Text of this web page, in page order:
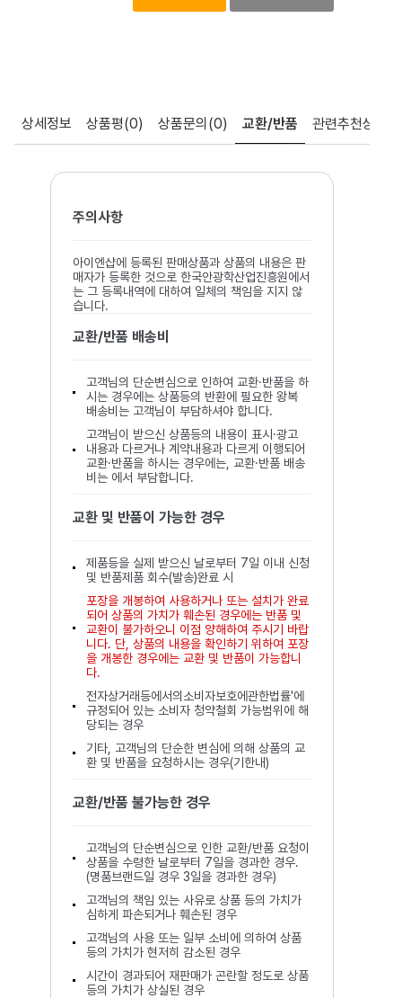
상세정보 상품평(0) 상품문의 (0) 교환/반품 관련추천상품
주의사항
아이엔샵에 등록된 판매상품과 상품의 내용은 판
매자가 등록한 것으로 한국안광학산업진흥원에서
는 그 등록내역에 대하여 일체의 책임을 지지 않
습니다.
교환/반품 배송비
고객님의 단순변심으로 인하여 교환·반품을 하
시는 경우에는 상품등의 반환에 필요한 왕복
배송비는 고객님이 부담하셔야 합니다.
고객님이 받으신 상품등의 내용이 표시·광고
내용과 다르거나 계약내용과 다르게 이행되어
교환·반품을 하시는 경우에는, 교환·반품 배송
비는 에서 부담합니다.
교환 및 반품이 가능한 경우
제품등을 실제 받으신 날로부터 7일 이내 신청
및 반품제품 회수(발송)완료 시
포장을 개봉하여 사용하거나 또는 설치가 완료
되어 상품의 가치가 훼손된 경우에는 반품 및
교환이 불가하오니 이점 양해하여 주시기 바랍
니다. 단, 상품의 내용을 확인하기 위하여 포장
을 개봉한 경우에는 교환 및 반품이 가능합니
다.
전자상거래등에서의소비자보호에관한법률'에
규정되어 있는 소비자 청약철회 가능범위에 해
당되는 경우
기타, 고객님의 단순한 변심에 의해 상품의 교
환 및 반품을 요청하시는 경우(기한내)
교환/반품 불가능한 경우
고객님의 단순변심으로 인한 교환/반품 요청이
상품을 수령한 날로부터 7일을 경과한 경우.
(명품브랜드일 경우 3일을 경과한 경우)
고객님의 책임 있는 사유로 상품 등의 가치가
심하게 파손되거나 훼손된 경우
고객님의 사용 또는 일부 소비에 의하여 상품
등의 가치가 현저히 감소된 경우
시간이 경과되어 재판매가 곤란할 정도로 상품
등의 가치가 상실된 경우